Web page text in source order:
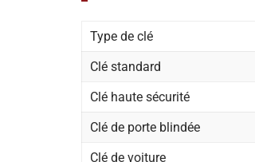
Type de clé
Clé standard
Clé haute sécurité
Clé de porte blindée
Clé de voiture